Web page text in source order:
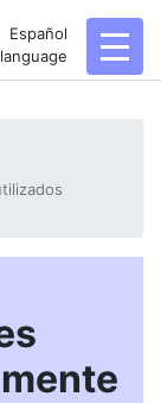
Español